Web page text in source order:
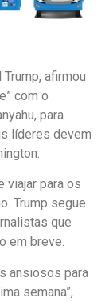
afirmou
com o
para
líderes devem
viajar para os
Trump segue
que
em breve.
ansiosos para
semana”,